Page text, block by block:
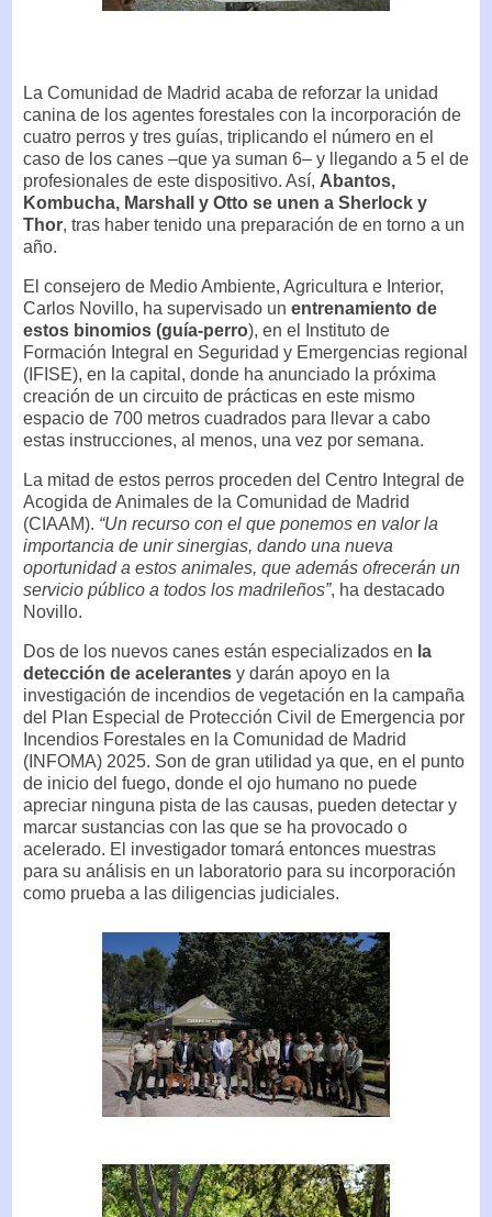
La Comunidad de Madrid acaba de reforzar la unidad
canina de los agentes forestales con la incorporación de
cuatro perros y tres guías, triplicando el número en el
caso de los canes –que ya suman 6– y llegando a 5 el de
profesionales de este dispositivo. Así, Abantos,
Kombucha, Marshall y Otto se unen a Sherlock y
Thor, tras haber tenido una preparación de en torno a un
año.
El consejero de Medio Ambiente, Agricultura e Interior,
Carlos Novillo, ha supervisado un entrenamiento de
estos binomios (guía-perro), en el Instituto de
Formación Integral en Seguridad y Emergencias regional
(IFISE), en la capital, donde ha anunciado la próxima
creación de un circuito de prácticas en este mismo
espacio de 700 metros cuadrados para llevar a cabo
estas instrucciones, al menos, una vez por semana.
La mitad de estos perros proceden del Centro Integral de
Acogida de Animales de la Comunidad de Madrid
(CIAAM). “Un recurso con el que ponemos en valor la
importancia de unir sinergias, dando una nueva
oportunidad a estos animales, que además ofrecerán un
servicio público a todos los madrileños”, ha destacado
Novillo.
Dos de los nuevos canes están especializados en la
detección de acelerantes y darán apoyo en la
investigación de incendios de vegetación en la campaña
del Plan Especial de Protección Civil de Emergencia por
Incendios Forestales en la Comunidad de Madrid
(INFOMA) 2025. Son de gran utilidad ya que, en el punto
de inicio del fuego, donde el ojo humano no puede
apreciar ninguna pista de las causas, pueden detectar y
marcar sustancias con las que se ha provocado o
acelerado. El investigador tomará entonces muestras
para su análisis en un laboratorio para su incorporación
como prueba a las diligencias judiciales.